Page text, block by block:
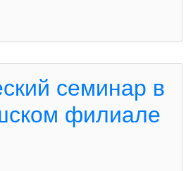
семинар в
филиале